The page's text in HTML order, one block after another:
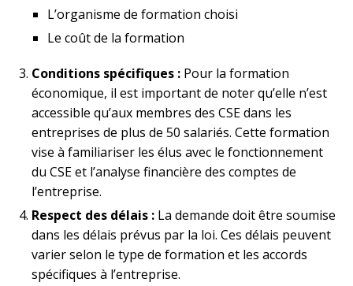
L’organisme de formation choisi
Le coût de la formation
Conditions spécifiques : Pour la formation
économique, il est important de noter qu’elle n’est
accessible qu’aux membres des CSE dans les
entreprises de plus de 50 salariés. Cette formation
vise à familiariser les élus avec le fonctionnement
du CSE et l’analyse financière des comptes de
l’entreprise.
Respect des délais : La demande doit être soumise
dans les délais prévus par la loi. Ces délais peuvent
varier selon le type de formation et les accords
spécifiques à l’entreprise.